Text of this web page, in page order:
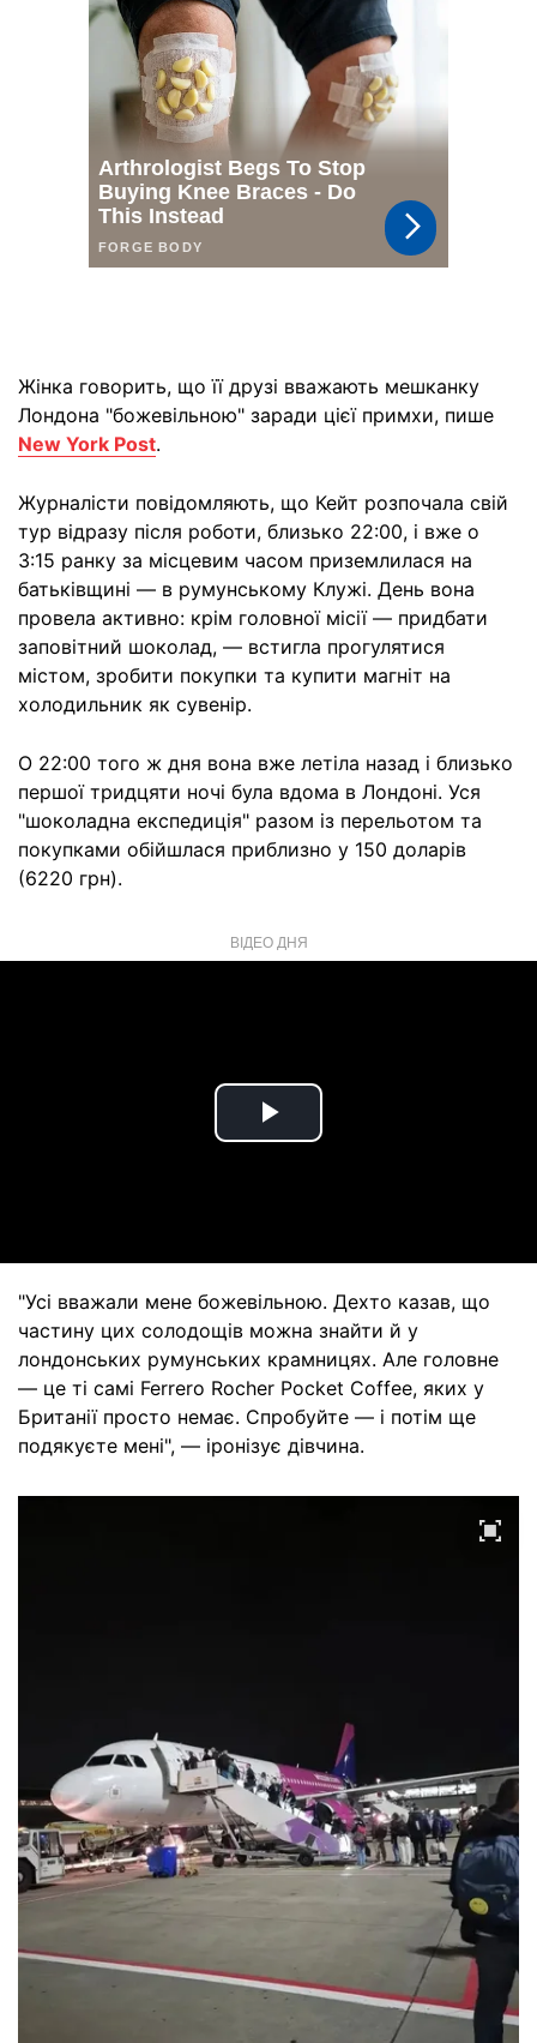
Жінка говорить, що її друзі вважають мешканку
Лондона "божевільною" заради цієї примхи, пише
New York Post.
Журналісти повідомляють, що Кейт розпочала свій
тур відразу після роботи, близько 22:00, і вже о
3:15 ранку за місцевим часом приземлилася на
батьківщині — в румунському Клужі. День вона
провела активно: крім головної місії — придбати
заповітний шоколад, — встигла прогулятися
містом, зробити покупки та купити магніт на
холодильник як сувенір.
О 22:00 того ж дня вона вже летіла назад і близько
першої тридцяти ночі була вдома в Лондоні. Уся
"шоколадна експедиція" разом із перельотом та
покупками обійшлася приблизно у 150 доларів
(6220 грн).
ВІДЕО ДНЯ
Play
"Усі вважали мене божевільною. Дехто казав, що
частину цих солодощів можна знайти й у
лондонських румунських крамницях. Але головне
— це ті самі Ferrero Rocher Pocket Coffee, яких у
Британії просто немає. Спробуйте — і потім ще
подякуєте мені", — іронізує дівчина.